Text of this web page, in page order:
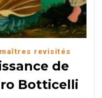
revisités
de
Botticelli